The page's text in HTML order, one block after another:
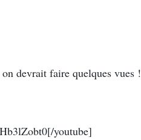
devrait faire quelques vues !
youtube]